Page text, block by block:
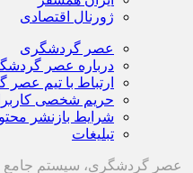
ژورنال اقتصادی
عصر گردشگری
درباره عصر
ارتباط با تیم
حریم شخصی
شرایط بازنشر محتوا
تبلیغات
عصر گردشگری، سیستم جامع